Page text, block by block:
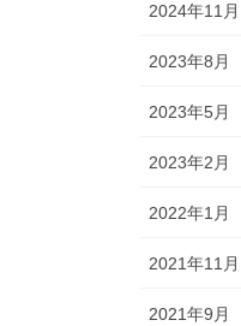
2024年11月
2023年8月
2023年5月
2023年2月
2022年1月
2021年11月
2021年9月